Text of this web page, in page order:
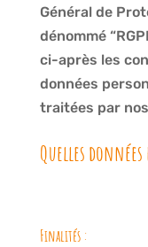
Général de
dénommé
ci-après les
données
traitées par
Quelles
Finalités :